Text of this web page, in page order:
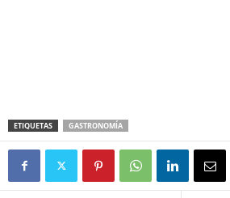
ETIQUETAS GASTRONOMÍA